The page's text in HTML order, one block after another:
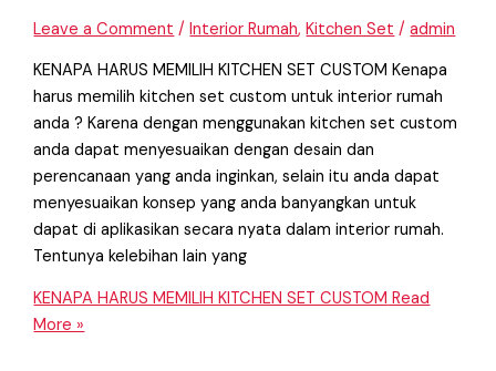
Leave a Comment /Interior Rumah,Kitchen Set /admin
KENAPA HARUS MEMILIH KITCHEN SET CUSTOM Kenapa
harus memilih kitchen set custom untuk interior rumah
anda ? Karena dengan menggunakan kitchen set custom
anda dapat menyesuaikan dengan desain dan
perencanaan yang anda inginkan, selain itu anda dapat
menyesuaikan konsep yang anda banyangkan untuk
dapat di aplikasikan secara nyata dalam interior rumah.
Tentunya kelebihan lain yang
KENAPA HARUS MEMILIH KITCHEN SET CUSTOM Read
More »